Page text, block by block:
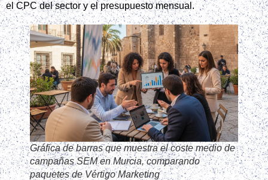
el CPC del sector y el presupuesto mensual.
Gráfica de barras que muestra el coste medio de
campañas SEM en Murcia, comparando
paquetes de Vértigo Marketing